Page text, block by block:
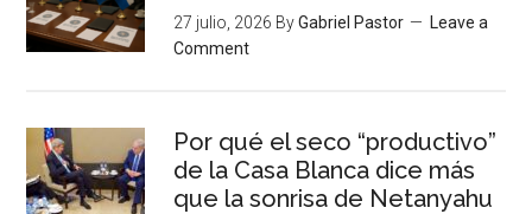
27 julio, 2026 ByGabriel Pastor
Leave a
Comment
Por qué el seco “productivo”
de la Casa Blanca dice más
que la sonrisa de Netanyahu